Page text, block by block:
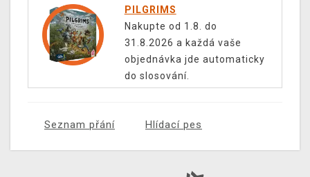
PILGRIMS
Nakupte od 1.8. do
31.8.2026 a každá vaše
objednávka jde automaticky
do slosování.
Seznam přání Hlídací pes